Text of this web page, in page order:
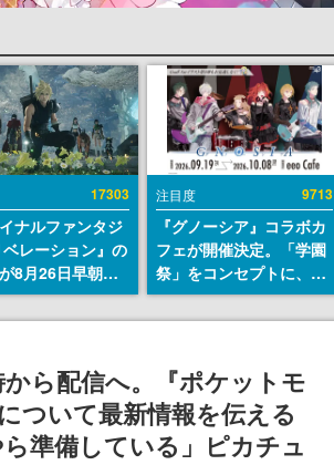
17303
イナルファンタジ
レーション』の
8月26日早朝に
『FF7』リメイ
ズの完結編、
イトライブにて
ターの浜口直樹
する予定
注目度 9713
『グノーシア』コラボカ
フェが開催決定。「学園
祭」をコンセプトに、模
擬店やセツやSQ、ラキオ
たちが学祭バンドを楽し
ッズが展開
ら配信へ。『ポケットモ
ついて最新情報を伝える
準備している」ピカチュ